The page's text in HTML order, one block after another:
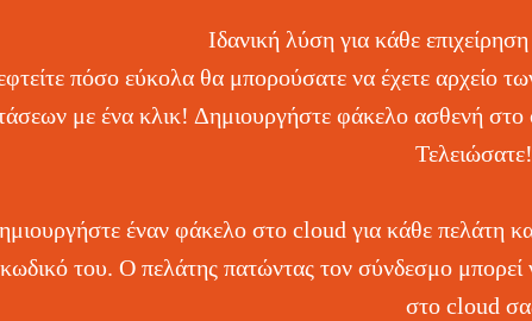
Ιδανική λύση για κάθε
πόσο εύκολα θα μπορούσατε να έχετε αρχείο
με ένα κλικ! Δημιουργήστε φάκελο ασθενή
Τελειώσατε!
έναν φάκελο στο cloud για κάθε πελάτη
του. Ο πελάτης πατώντας τον σύνδεσμο μπορεί
στο cloud